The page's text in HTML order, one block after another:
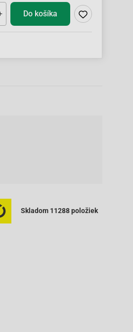
Do košíka
Skladom 11288 položiek